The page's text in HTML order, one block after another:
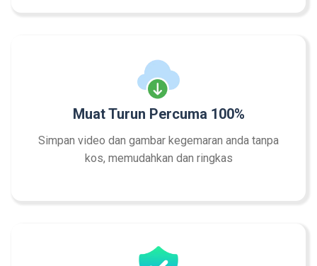
Muat Turun Percuma 100%
Simpan video dan gambar kegemaran anda tanpa
kos, memudahkan dan ringkas